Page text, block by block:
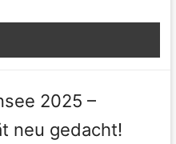
2025 –
neu gedacht!